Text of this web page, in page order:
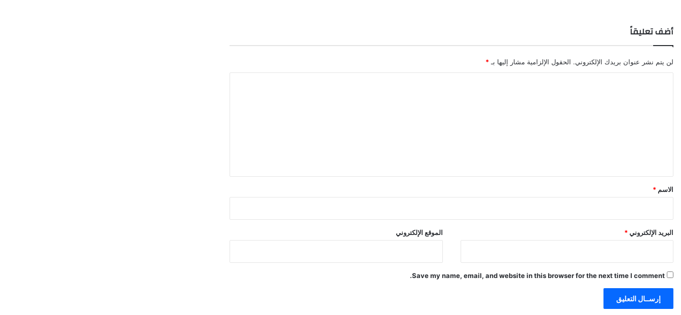
أضف تعليقاً
لن يتم نشر عنوان بريدك الإلكتروني. الحقول الإلزامية مشار إليها بـ *
*
الاسم *
البريد الإلكتروني* الموقع الإلكتروني
Save my name, email, and website in this browser for the next time I comment.